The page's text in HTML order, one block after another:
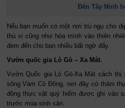
Đến Tây Ninh
Nếu bạn muốn có một nơi trú ngụ cho
thú vị cũng như hòa mình vào thiên
đem đến cho bạn nhiều bất ngờ đấy.
Vườn quốc gia Lò Gò – Xa Mát.
Vườn Quốc gia Lò Gò-Xa Mát cách
sông Vàm Cỏ Đông, nơi đây có thảm
động thực vật quý hiếm được ghi vào
trước mùa sinh sản.